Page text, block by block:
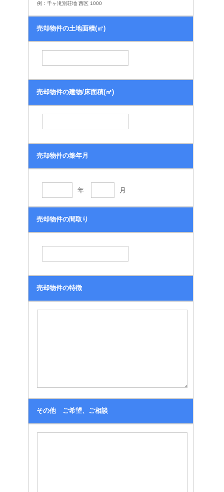
例：千ヶ滝別荘地 西区 1000
売却物件の土地面積(㎡)
売却物件の建物/床面積(㎡)
売却物件の築年月
年 月
売却物件の間取り
売却物件の特徴
その他 ご希望、ご相談